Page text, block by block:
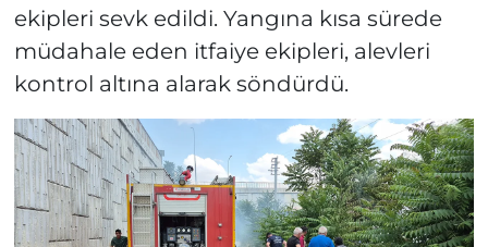
ekipleri sevk edildi. Yangına kısa sürede
müdahale eden itfaiye ekipleri, alevleri
kontrol altına alarak söndürdü.